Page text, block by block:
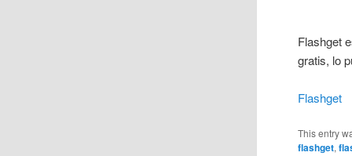
Flashget
gratis, lo
Flashget
This entry
flashget,